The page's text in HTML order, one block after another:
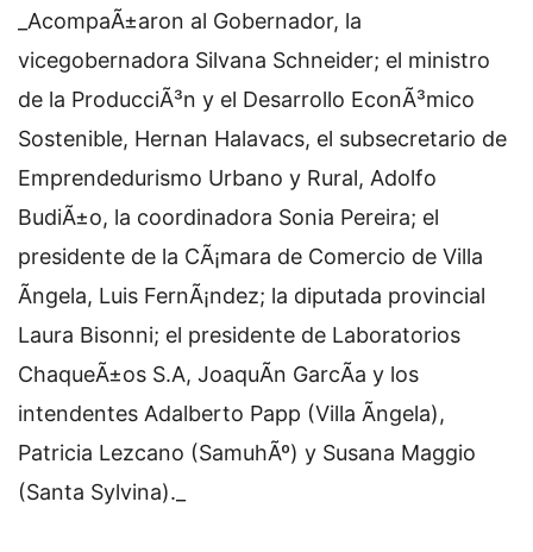
_AcompaÃ±aron al Gobernador, la
vicegobernadora Silvana Schneider; el ministro
de la ProducciÃ³n y el Desarrollo EconÃ³mico
Sostenible, Hernan Halavacs, el subsecretario de
Emprendedurismo Urbano y Rural, Adolfo
BudiÃ±o, la coordinadora Sonia Pereira; el
presidente de la CÃ¡mara de Comercio de Villa
Ãngela, Luis FernÃ¡ndez; la diputada provincial
Laura Bisonni; el presidente de Laboratorios
ChaqueÃ±os S.A, JoaquÃ­n GarcÃ­a y los
intendentes Adalberto Papp (Villa Ãngela),
Patricia Lezcano (SamuhÃº) y Susana Maggio
(Santa Sylvina)._